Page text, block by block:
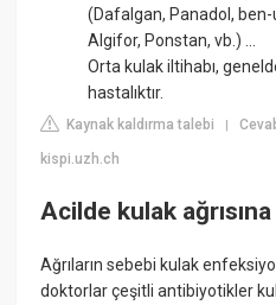
(Dafalgan, Panadol,
Algifor, Ponstan, vb.) ...
Orta kulak iltihabı,
hastalıktır.
Kaynak kaldırma talebi |
kispi.uzh.ch
Acilde kulak
Ağrıların sebebi kulak
doktorlar çeşitli antibiyotikler